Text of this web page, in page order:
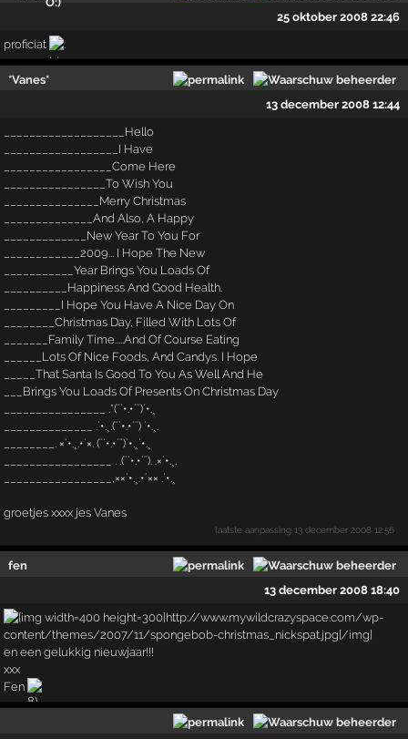
25 oktober 2008 22:46
proficiat
*Vanes*
13 december 2008 12:44
___________________Hello
__________________I Have
_________________Come Here
________________To Wish You
_______________Merry Christmas
______________And Also, A Happy
_____________New Year To You For
____________2009... I Hope The New
___________Year Brings You Loads Of
__________Happiness And Good Health.
_________I Hope You Have A Nice Day On
________Christmas Day, Filled With Lots Of
_______Family Time.....And Of Course Eating
______Lots Of Nice Foods, And Candys. I Hope
_____That Santa Is Good To You As Well And He
___Brings You Loads Of Presents On Christmas Day
________________ .*(¨`•.•´¨)`•.¸
______________ .`•.¸.(¨`•.•´¨) `•.¸.
________. ×`•.¸.•´×. (¨`•.•´¨)`•.¸`•.¸
_________________ . .(¨`•.•´¨). .×`•.¸.
_________________,××`•.¸.•´×× .`•.¸
groetjes xxxx jes Vanes
laatste aanpassing13 december 2008 12:56
fen
13 december 2008 18:40
en een gelukkig nieuwjaar!!!
xxx
Fen